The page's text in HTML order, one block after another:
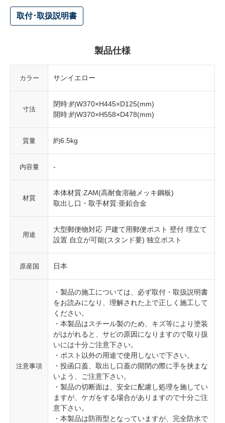
取付･取扱説明書
製品仕様
カラー サンイエロー
寸法
閉時:約W370×H445×D125(mm)
開時:約W370×H558×D478(mm)
質量 約6.5kg
内容量 -
材質
本体材質:ZAM(高耐食溶融メッキ鋼板)
取出し口・取手材質:亜鉛合金
用途
大型郵便物対応 戸建て用郵便ポスト 壁付 埋立て
設置 自立が可能(スタンド要) 独立ポスト
原産国 日本
注意事項
・製品の施工については、必ず取付・取扱説明書
をお読みになり、理解された上で正しく施工して
ください。
・本製品はスチール製のため、キズ等により塗装
がはがれると、サビの原因になりますので取り扱
いには十分ご注意下さい。
・ポスト以外の用途で使用しないで下さい。
・投函口蓋、取出し口蓋の開閉の際に手を挟まな
いよう、ご注意下さい。
・製品の切断面は、安全に配慮し処理を施してい
ますが、ケガをする場合がありますので十分ご注
意下さい。
・本製品は防雨型となっていますが、完全防水で